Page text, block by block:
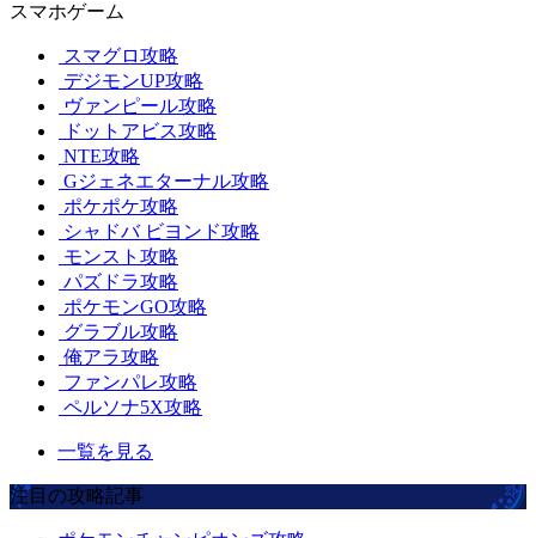
スマホゲーム
スマグロ攻略
デジモンUP攻略
ヴァンピール攻略
ドットアビス攻略
NTE攻略
Gジェネエターナル攻略
ポケポケ攻略
シャドバ ビヨンド攻略
モンスト攻略
パズドラ攻略
ポケモンGO攻略
グラブル攻略
俺アラ攻略
ファンパレ攻略
ペルソナ5X攻略
一覧を見る
注目の攻略記事